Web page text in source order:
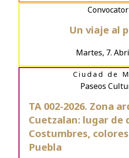
Martes, 7.
Un viaje al
TA 002-2026. Zona
Cuetzalan: lugar de
Costumbres,
Puebla
Paseos
Ciudad de